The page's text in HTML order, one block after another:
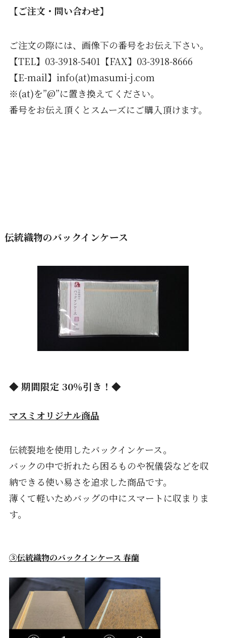
【ご注文・問い合わせ】
ご注文の際には、画像下の番号をお伝え下さい。
【TEL】03-3918-5401【FAX】03-3918-8666
【E-mail】info(at)masumi-j.com
※(at)を”@”に置き換えてください。
番号をお伝え頂くとスムーズにご購入頂けます。
伝統織物のバックインケース
◆ 期間限定 30％引き！◆
マスミオリジナル商品
伝統裂地を使用したバックインケース。
バックの中で折れたら困るものや祝儀袋などを収
納できる使い易さを追求した商品です。
薄くて軽いためバッグの中にスマートに収まりま
す。
③伝統織物のバックインケース 春蘭